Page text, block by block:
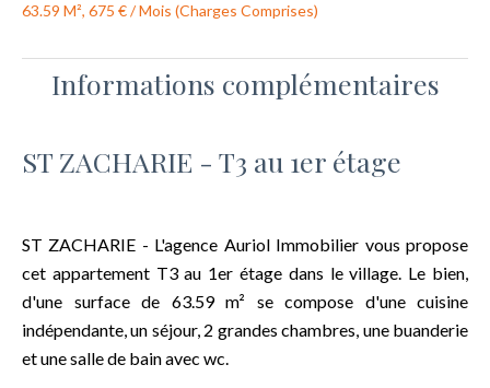
63.59 M², 675 € / Mois (Charges Comprises)
Informations complémentaires
ST ZACHARIE - T3 au 1er étage
ST ZACHARIE - L'agence Auriol Immobilier vous propose
cet appartement T3 au 1er étage dans le village. Le bien,
d'une surface de 63.59 m² se compose d'une cuisine
indépendante, un séjour, 2 grandes chambres, une buanderie
et une salle de bain avec wc.